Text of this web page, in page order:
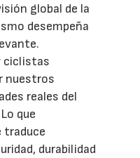
global de la
desempeña
ciclistas
nuestros
reales del
que
traduce
durabilidad